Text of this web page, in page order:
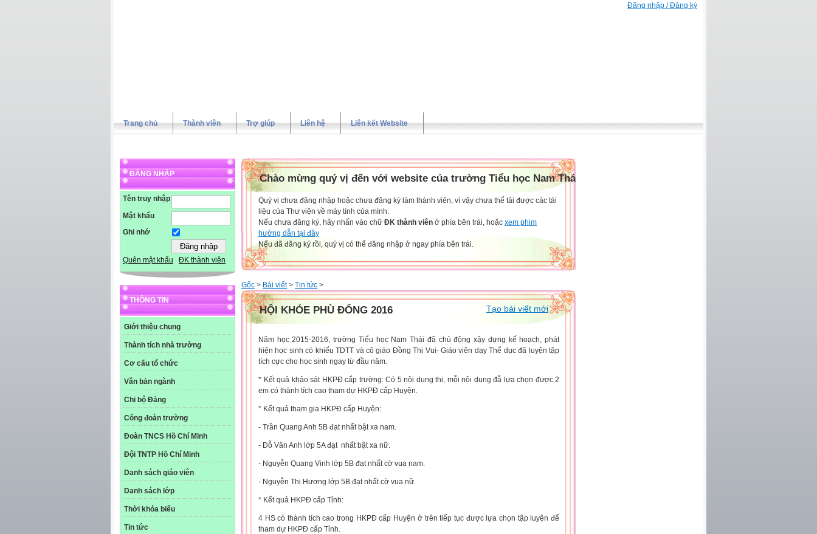
Đăng nhập / Đăng ký
Trang chủ Thành viên Trợ giúp Liên hệ Liên kết Website
ĐĂNG NHẬP
Tên truy nhập
Mật khẩu
Ghi nhớ
Quên mật khẩu ĐK thành viên
THÔNG TIN
Giới thiệu chung
Thành tích nhà trường
Cơ cấu tổ chức
Văn bản ngành
Chi bộ Đảng
Công đoàn trường
Đoàn TNCS Hồ Chí Minh
Đội TNTP Hồ Chí Minh
Danh sách giáo viên
Danh sách lớp
Thời khóa biểu
Tin tức
Chào mừng quý vị đến với website của trường Tiểu học Nam Thái
Quý vị chưa đăng nhập hoặc chưa đăng ký làm thành viên, vì vậy chưa thể tải được các tài
liệu của Thư viện về máy tính của mình.
Nếu chưa đăng ký, hãy nhấn vào chữ ĐK thành viên ở phía bên trái, hoặc xem phim
hướng dẫn tại đây
Nếu đã đăng ký rồi, quý vị có thể đăng nhập ở ngay phía bên trái.
Gốc > Bài viết> Tin tức >
Tạo bài viết mới
HỘI KHỎE PHÙ ĐỔNG 2016
Năm học 2015-2016, trường Tiểu học Nam Thái đã chủ động xậy dựng kế hoạch, phát
hiện học sinh có khiếu TDTT và cô giáo Đồng Thị Vui- Giáo viên dạy Thể dục đã luyện tập
tích cực cho học sinh ngay từ đầu năm.
* Kết quả khảo sát HKPĐ cấp trường: Có 5 nội dung thi, mỗi nội dung đẫ lựa chọn được 2
em có thành tích cao tham dự HKPĐ cấp Huyện.
* Kết quả tham gia HKPĐ cấp Huyện:
- Trần Quang Anh 5B đạt nhất bật xa nam.
- Đỗ Vân Anh lớp 5A đạt nhất bật xa nữ.
- Nguyễn Quang Vinh lớp 5B đạt nhất cờ vua nam.
- Nguyễn Thị Hương lớp 5B đạt nhất cờ vua nữ.
* Kết quả HKPĐ cấp Tỉnh:
4 HS có thành tích cao trong HKPĐ cấp Huyện ở trên tiếp tục được lựa chọn tập luyện để
tham dự HKPĐ cấp Tỉnh.